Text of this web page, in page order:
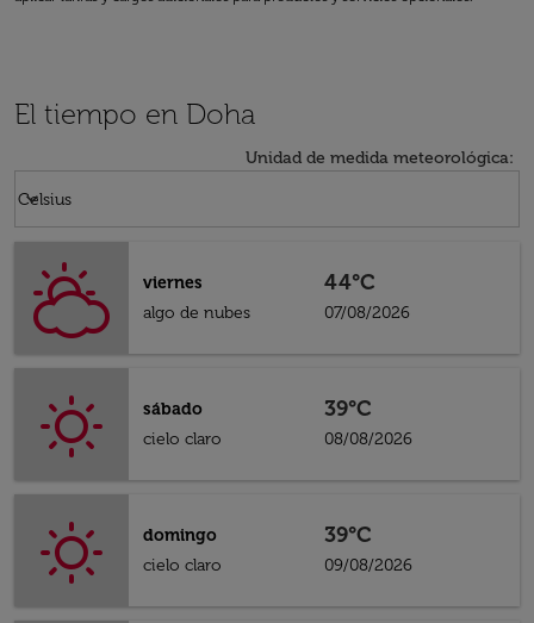
El tiempo en Doha
Unidad de medida meteorológica:
Celsius
keyboard_arrow_down
viernes
algo de nubes
44°C
07/08/2026
sábado
cielo claro
39°C
08/08/2026
domingo
cielo claro
39°C
09/08/2026